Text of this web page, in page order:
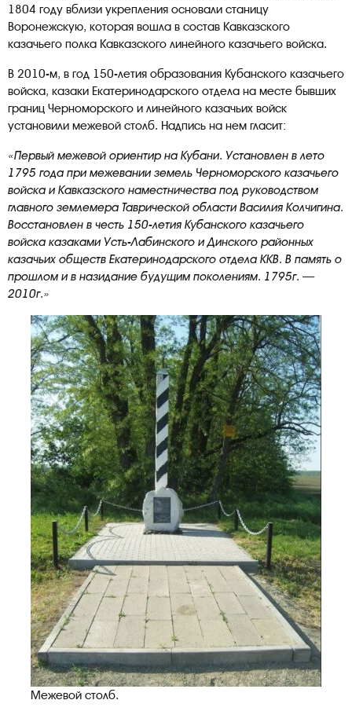
1804 году вблизи укрепления основали станицу
Воронежскую, которая вошла в состав Кавказского
казачьего полка Кавказского линейного казачьего войска.
В 2010-м, в год 150-летия образования Кубанского казачьего
войска, казаки Екатеринодарского отдела на месте бывших
границ Черноморского и линейного казачьих войск
установили межевой столб. Надпись на нем гласит:
«Первый межевой ориентир на Кубани. Установлен в лето
1795 года при межевании земель Черноморского казачьего
войска и Кавказского наместничества под руководством
главного землемера Таврической области Василия Колчигина.
Восстановлен в честь 150-летия Кубанского казачьего
войска казаками Усть-Лабинского и Динского районных
казачьих обществ Екатеринодарского отдела ККВ. В память о
прошлом и в назидание будущим поколениям. 1795г. —
2010г.»
Межевой столб.